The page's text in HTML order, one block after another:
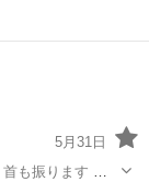
5月31日